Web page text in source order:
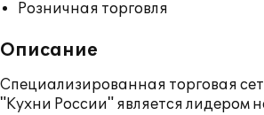
Розничная торговля
Описание
Специализированная торговая
"Кухни России" является лидером